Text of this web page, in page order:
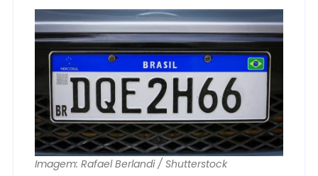
Imagem: Rafael Berlandi / Shutterstock